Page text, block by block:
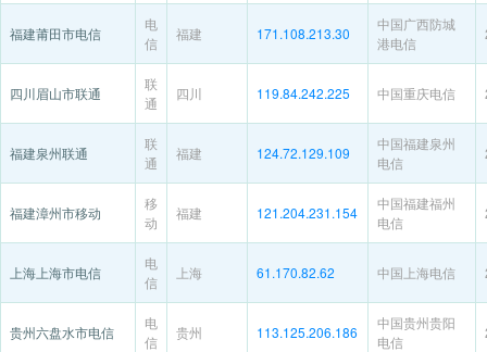
福建莆田市电信
电
信
福建 171.108.213.30
中国广西防城
港电信
四川眉山市联通
联
通
四川 119.84.242.225 中国重庆电信
福建泉州联通
联
通
福建 124.72.129.109
中国福建泉州
电信
福建漳州市移动
移
动
福建 121.204.231.154
中国福建福州
电信
上海上海市电信
电
信
上海 61.170.82.62 中国上海电信
贵州六盘水市电信
电
信
贵州 113.125.206.186
中国贵州贵阳
电信